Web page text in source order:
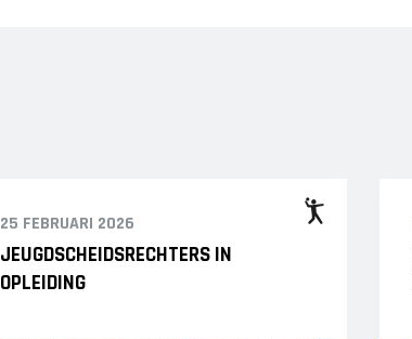
25 FEBRUARI 2026
JEUGDSCHEIDSRECHTERS IN
OPLEIDING